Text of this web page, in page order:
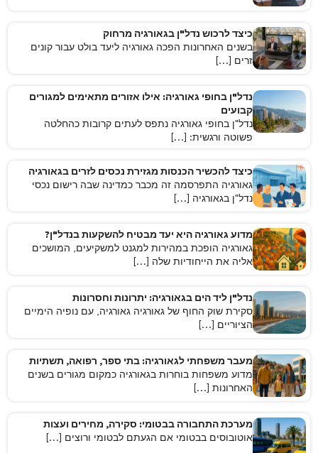
כיצד לרכוש נדל"ן בגאורגיה מרחוק
בשנים האחרונות הפכה גאורגיה ליעד בולט עבור קונים
זרים […]
נדל"ן בחופי גאורגיה: אילו אזורים מתאימים למגורים
קבועים
נדל"ן בחופי גאורגיה נתפס לעתים קרובות כהחלטה
פשוטה ורגשית: […]
כיצד להכשיר הכנסות מגזירת נכסים לזרים בגאורגיה
גאורגיה התפרסמה זה מכבר כמדינה שבה רישום נכסי
נדל"ן בגאורגיה […]
מדוע גאורגיה היא יעד מבטיח להשקעות בנדל"ן?
גאורגיה הופכת במהירות למגנט למשקיעים, המושכים
אליה את הייחודיות שלה […]
נדל"ן ליד הים בגאורגיה: יתרונות וחסרונות
סקירת שוק החוף של גאורגיה גאורגיה, עם נופיה הימיים
הציוריים […]
מעבר משפחתי לגאורגיה: בתי ספר, רפואה, תשתיות
מדוע משפחות בוחרות בגאורגיה כמקום מגורים בשנים
האחרונות […]
מערכת התחבורה בבטומי: סקירה, מחירים ועצות
אוטובוסים בבטומי אם הגעתם לבטומי ורוצים […]